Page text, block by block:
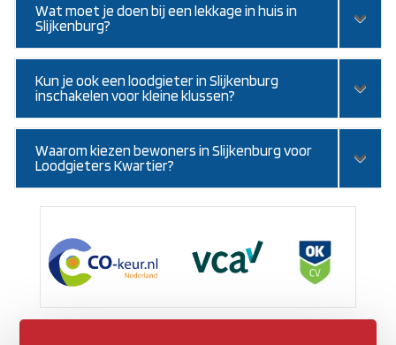
Wat moet je doen bij een lekkage in huis in
Slijkenburg?
Kun je ook een loodgieter in Slijkenburg
inschakelen voor kleine klussen?
Waarom kiezen bewoners in Slijkenburg voor
Loodgieters Kwartier?